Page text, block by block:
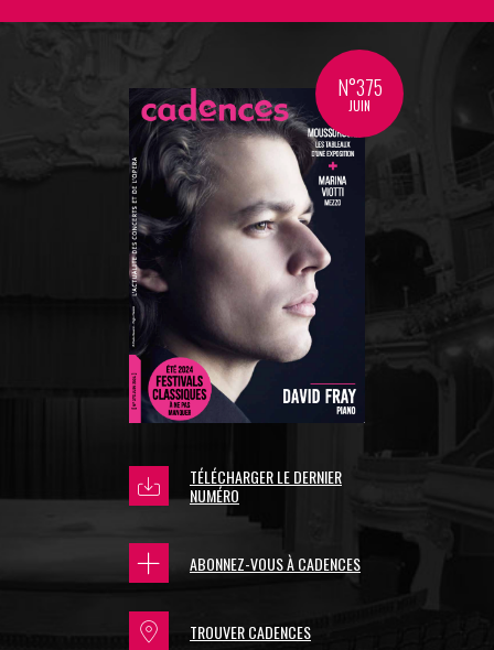
N°375
JUIN
TÉLÉCHARGER LE DERNIER
NUMÉRO
ABONNEZ-VOUS À CADENCES
TROUVER CADENCES